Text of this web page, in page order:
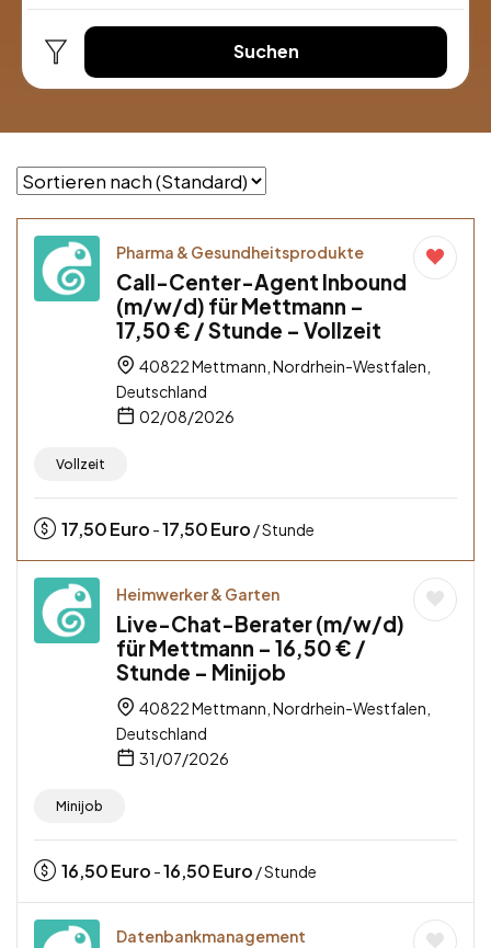
Suchen
Pharma & Gesundheitsprodukte
Call-Center-Agent Inbound
(m/w/d) für Mettmann –
17,50 € / Stunde – Vollzeit
40822 Mettmann, Nordrhein-Westfalen,
Deutschland
02/08/2026
Vollzeit
17,50Euro -17,50Euro / Stunde
Heimwerker & Garten
Live-Chat-Berater (m/w/d)
für Mettmann – 16,50 € /
Stunde – Minijob
40822 Mettmann, Nordrhein-Westfalen,
Deutschland
31/07/2026
Minijob
16,50Euro -16,50Euro / Stunde
Datenbankmanagement